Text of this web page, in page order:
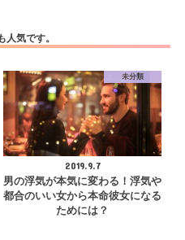
人気です。
未分類
2019.9.7
男の浮気が本気に変わる！浮気や
都合のいい女から本命彼女になる
ためには？